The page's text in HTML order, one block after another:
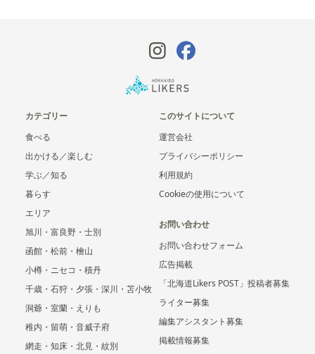
カテゴリー
食べる
出かける／楽しむ
学ぶ／知る
暮らす
エリア
旭川・富良野・士別
函館・松前・檜山
小樽・ニセコ・積丹
千歳・石狩・夕張・深川・苫小牧
洞爺・室蘭・えりも
稚内・留萌・音威子府
網走・知床・北見・紋別
このサイトについて
運営会社
プライバシーポリシー
利用規約
Cookieの使用について
お問い合わせ
お問い合わせフォーム
広告掲載
「北海道Likers POST」投稿者募集
ライター募集
編集アシスタント募集
掲載情報募集